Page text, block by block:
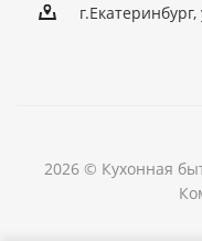
2026 © Кухонная